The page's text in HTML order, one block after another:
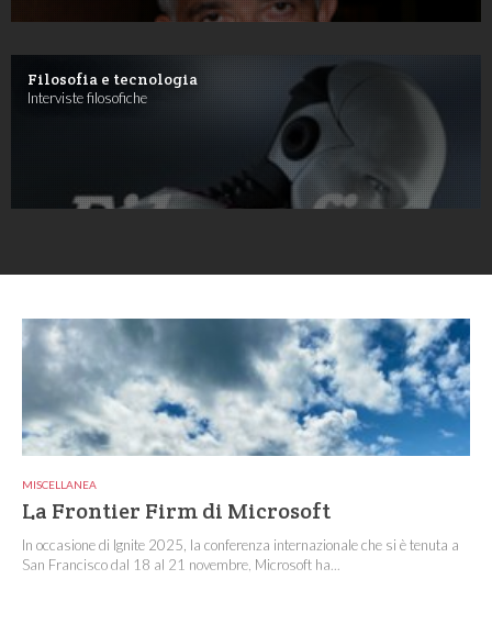
Filosofia e tecnologia
Interviste filosofiche
MISCELLANEA
La Frontier Firm di Microsoft
In occasione di Ignite 2025, la conferenza internazionale che si è tenuta a
San Francisco dal 18 al 21 novembre, Microsoft ha...